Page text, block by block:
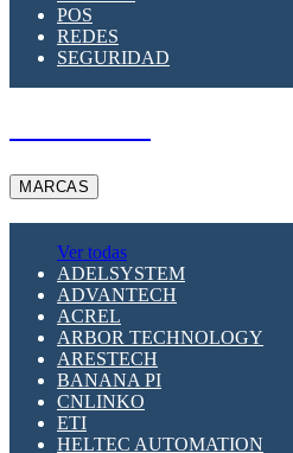
POS
REDES
SEGURIDAD
MARCAS
Ver todas
ADELSYSTEM
ADVANTECH
ACREL
ARBOR TECHNOLOGY
ARESTECH
BANANA PI
CNLINKO
ETI
HELTEC AUTOMATION